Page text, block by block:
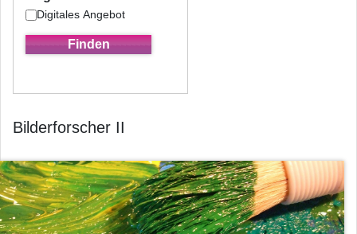
Digitales Angebot
Bilderforscher II